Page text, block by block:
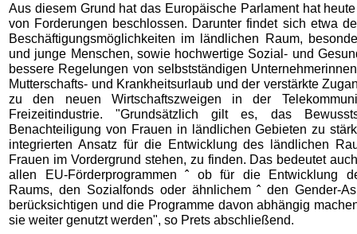
Aus diesem Grund hat das Europäische Parlament hat
von Forderungen beschlossen. Darunter findet sich etwa
Beschäftigungsmöglichkeiten im ländlichen Raum,
und junge Menschen, sowie hochwertige Sozial- und
bessere Regelungen von selbstständigen
Mutterschafts- und Krankheitsurlaub und der verstärkte
zu den neuen Wirtschaftszweigen in der
Freizeitindustrie. "Grundsätzlich gilt es, das
Benachteiligung von Frauen in ländlichen Gebieten zu
integrierten Ansatz für die Entwicklung des ländlichen
Frauen im Vordergrund stehen, zu finden. Das bedeutet
allen EU-Förderprogrammen ˆ ob für die Entwicklung
Raums, den Sozialfonds oder ähnlichem ˆ den Gender-
berücksichtigen und die Programme davon abhängig
sie weiter genutzt werden", so Prets abschließend.